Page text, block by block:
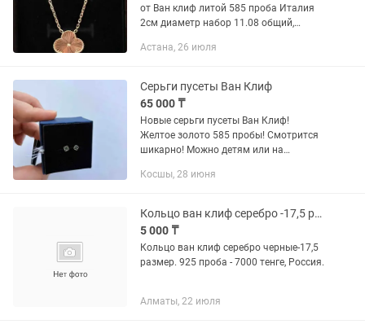
от Ван клиф литой 585 проба Италия
2см диаметр набор 11.08 общий,
5.68гр
Астана, 26 июля
Серьги пусеты Ван Клиф
65 000 ₸
Новые серьги пусеты Ван Клиф!
Желтое золото 585 пробы! Смотрится
шикарно! Можно детям или на
Торга нет! Срочно
Косшы, 28 июня
Кольцо ван клиф серебро -17,5 размер
5 000 ₸
Кольцо ван клиф серебро черные-17,5
размер. 925 проба - 7000 тенге, Россия.
Алматы, 22 июля